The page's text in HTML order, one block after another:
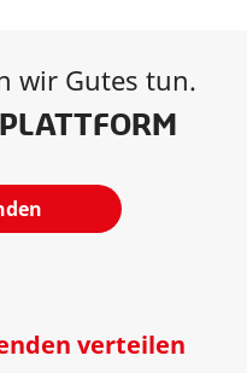
wir Gutes tun.
verteilen